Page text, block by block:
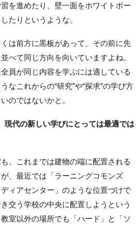
を進めたり、壁一面をホワイトボー
たりというような。
は前方に黒板があって、その前に先
べて同じ方向を向いていますよね。
員が同じ内容を学ぶには適している
なこれからの“研究”や“探求”の学び方
のではないかと。
現代の新しい学びにとっては最適では
、これまでは建物の端に配置される
、最近では「ラーニングコモンズ
ディアセンター」のような位置づけで
交う学校の中央に配置しようという
室以外の場所でも「ハード」と「ソ